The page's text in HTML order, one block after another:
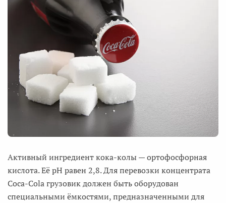
Активный ингредиент кока-колы — ортофосфорная
кислота. Её рН равен 2,8. Для перевозки концентрата
Coca-Cola грузовик должен быть оборудован
специальными ёмкостями, предназначенными для